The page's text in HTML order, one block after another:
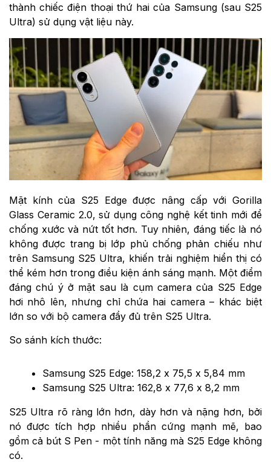
thành chiếc điện thoại thứ hai của Samsung (sau S25
Ultra) sử dụng vật liệu này.
Mặt kính của S25 Edge được nâng cấp với Gorilla
Glass Ceramic 2.0, sử dụng công nghệ kết tinh mới để
chống xước và nứt tốt hơn. Tuy nhiên, đáng tiếc là nó
không được trang bị lớp phủ chống phản chiếu như
trên Samsung S25 Ultra, khiến trải nghiệm hiển thị có
thể kém hơn trong điều kiện ánh sáng mạnh. Một điểm
đáng chú ý ở mặt sau là cụm camera của S25 Edge
hơi nhô lên, nhưng chỉ chứa hai camera – khác biệt
lớn so với bộ camera đầy đủ trên S25 Ultra.
So sánh kích thước:
Samsung S25 Edge: 158,2 x 75,5 x 5,84 mm
Samsung S25 Ultra: 162,8 x 77,6 x 8,2 mm
S25 Ultra rõ ràng lớn hơn, dày hơn và nặng hơn, bởi
nó được tích hợp nhiều phần cứng mạnh mẽ, bao
gồm cả bút S Pen - một tính năng mà S25 Edge không
có.